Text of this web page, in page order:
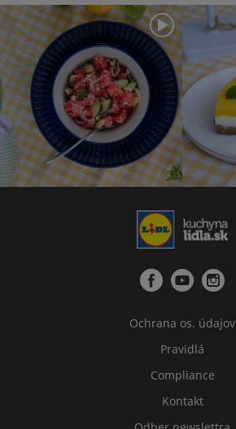
Ochrana os. údajov
Pravidlá
Compliance
Kontakt